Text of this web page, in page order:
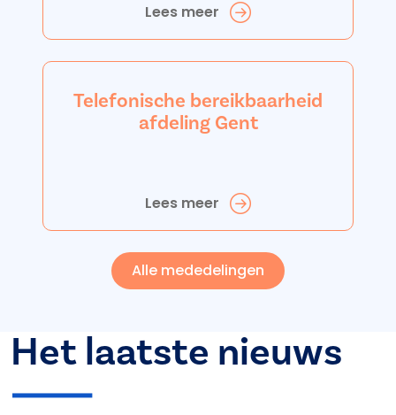
Lees meer
Telefonische bereikbaarheid
afdeling Gent
Lees meer
Alle mededelingen
Het laatste nieuws